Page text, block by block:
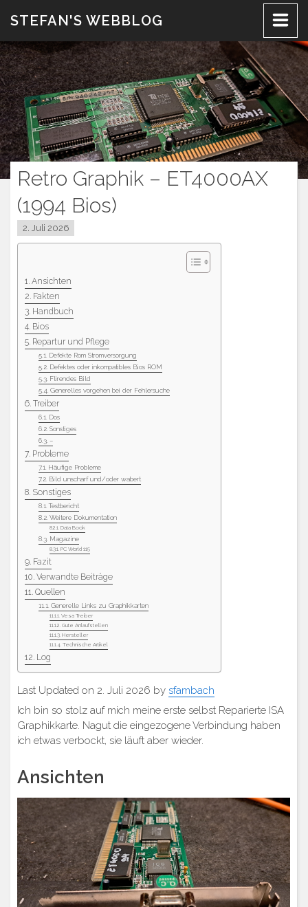
InhaltSTEFAN'S WEBBLOG
Retro Graphik – ET4000AX
(1994 Bios)
2. Juli 2026
Ansichten
Fakten
Handbuch
Bios
Repartur und Pflege
Defekte Rom Stromversorgung
Defektes oder inkompatibles Bios ROM
Flirendes Bild
Generelles vorgehen bei der Fehlersuche
Treiber
Dos
Sonstiges
–
Probleme
Häufige Probleme
Bild unscharf und/oder wabert
Sonstiges
Testbericht
Weitere Dokumentation
Data Book
Magazine
PC World 115
Fazit
Verwandte Beiträge
Quellen
Generelle Links zu Graphikkarten
Vesa Treiber
Gute Anlaufstellen
Hersteller
Technische Artikel
Log
Last Updated on 2. Juli 2026 by sfambach
Ich bin so stolz auf mich meine erste selbst Reparierte ISA
Graphikkarte. Nagut die eingezogene Verbindung haben
ich etwas verbockt, sie läuft aber wieder.
Ansichten